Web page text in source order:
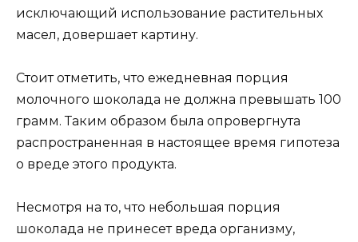
исключающий использование растительных
масел, довершает картину.
Стоит отметить, что ежедневная порция
молочного шоколада не должна превышать 100
грамм. Таким образом была опровергнута
распространенная в настоящее время гипотеза
о вреде этого продукта.
Несмотря на то, что небольшая порция
шоколада не принесет вреда организму,